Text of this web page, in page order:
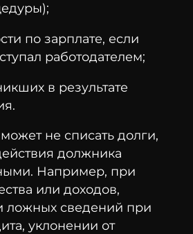
по зарплате, если
работодателем;
в результате
не списать долги,
должника
Например, при
или доходов,
ложных сведений при
уклонении от